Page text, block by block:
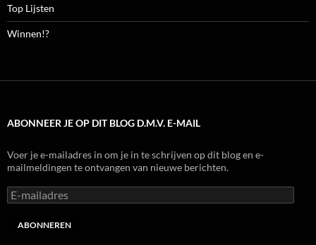
Top Lijsten
Winnen!?
ABONNEER JE OP DIT BLOG D.M.V. E-MAIL
Voer je e-mailadres in om je in te schrijven op dit blog en e-
mailmeldingen te ontvangen van nieuwe berichten.
E-
mailadres
ABONNEREN